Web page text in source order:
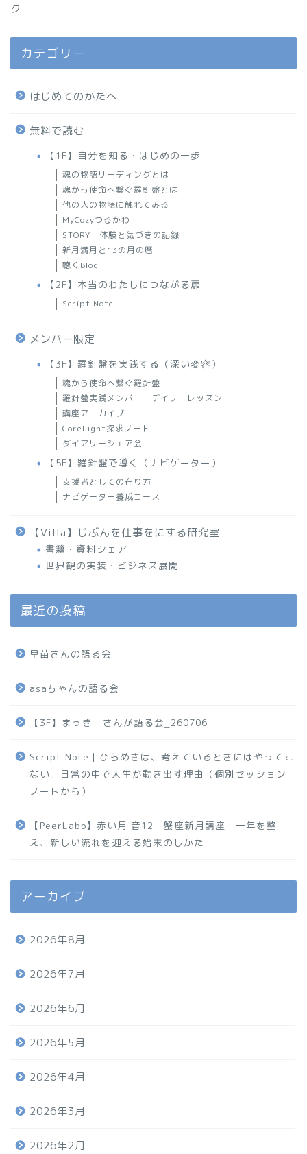
ク
カテゴリー
はじめてのかたへ
無料で読む
【1F】自分を知る・はじめの一歩
魂の物語リーディングとは
魂から使命へ繋ぐ羅針盤とは
他の人の物語に触れてみる
MyCozyつるかわ
STORY｜体験と気づきの記録
新月満月と13の月の暦
聴くBlog
【2F】本当のわたしにつながる扉
Script Note
メンバー限定
【3F】羅針盤を実践する（深い変容）
魂から使命へ繋ぐ羅針盤
羅針盤実践メンバー｜デイリーレッスン
講座アーカイブ
CoreLight探求ノート
ダイアリーシェア会
【5F】羅針盤で導く（ナビゲーター）
支援者としての在り方
ナビゲーター養成コース
【Villa】じぶんを仕事をにする研究室
書籍・資料シェア
世界観の実装・ビジネス展開
最近の投稿
早苗さんの語る会
asaちゃんの語る会
【3F】まっきーさんが語る会_260706
Script Note｜ひらめきは、考えているときにはやってこ
ない。日常の中で人生が動き出す理由（個別セッション
ノートから）
【PeerLabo】赤い月 音12｜蟹座新月講座 一年を整
え、新しい流れを迎える始末のしかた
アーカイブ
2026年8月
2026年7月
2026年6月
2026年5月
2026年4月
2026年3月
2026年2月